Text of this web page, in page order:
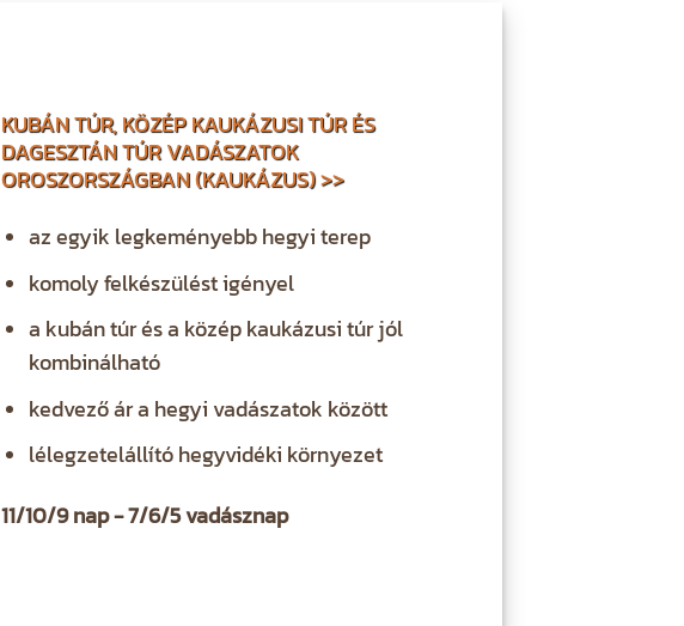
KUBÁN TÚR, KÖZÉP KAUKÁZUSI TÚR ÉS
DAGESZTÁN TÚR VADÁSZATOK
OROSZORSZÁGBAN (KAUKÁZUS) >>
az egyik legkeményebb hegyi terep
komoly felkészülést igényel
a kubán túr és a közép kaukázusi túr jól
kombinálható
kedvező ár a hegyi vadászatok között
lélegzetelállító hegyvidéki környezet
11/10/9 nap - 7/6/5 vadásznap